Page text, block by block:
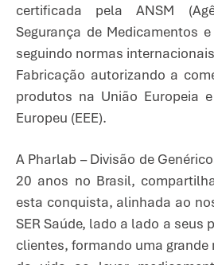
certificada pela ANSM
Segurança de Medicamentos
seguindo normas
Fabricação autorizando a
produtos na União Europeia
Europeu (EEE).
A Pharlab – Divisão de
20 anos no Brasil,
esta conquista, alinhada ao
SER Saúde, lado a lado a seus
clientes, formando uma grande